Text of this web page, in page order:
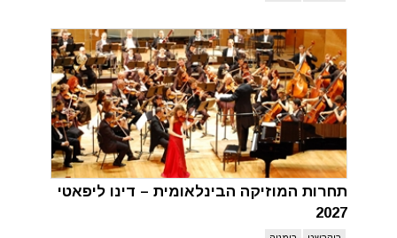
תחרות המוזיקה הבינלאומית – דינו ליפאטי
2027